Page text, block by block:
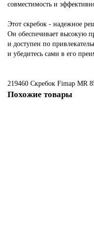
совместимость и
Этот скребок - надежное
Он обеспечивает высокую
и доступен по
и убедитесь сами в его
219460 Скребок Fimap MR
Похожие товары